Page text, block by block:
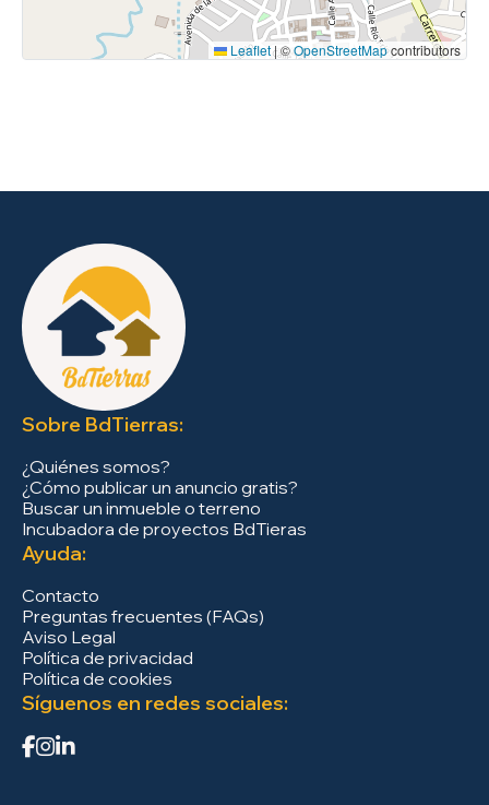
Leaflet|©OpenStreetMapcontributors
Sobre BdTierras:
¿Quiénes somos?
¿Cómo publicar un anuncio gratis?
Buscar un inmueble o terreno
Incubadora de proyectos BdTieras
Ayuda:
Contacto
Preguntas frecuentes (FAQs)
Aviso Legal
Política de privacidad
Política de cookies
Síguenos en redes sociales: